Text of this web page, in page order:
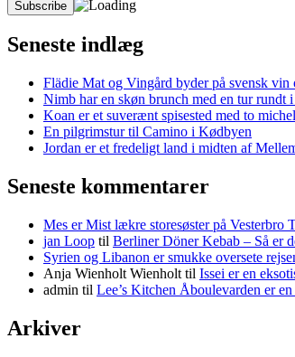
Seneste indlæg
Flädie Mat og Vingård byder på svensk vin
Nimb har en skøn brunch med en tur rundt
Koan er et suverænt spisested med to
En pilgrimstur til Camino i Kødbyen
Jordan er et fredeligt land i midten af
Seneste kommentarer
Mes er Mist lækre storesøster på Vesterbro
jan Loop til Berliner Döner Kebab – Så er
Syrien og Libanon er smukke oversete
Anja Wienholt Wienholt til Issei er en
admin til Lee’s Kitchen Åboulevarden er
Arkiver